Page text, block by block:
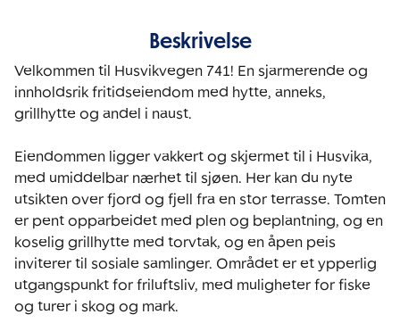
Beskrivelse
Velkommen til Husvikvegen 741! En sjarmerende og
innholdsrik fritidseiendom med hytte, anneks,
grillhytte og andel i naust.
Eiendommen ligger vakkert og skjermet til i Husvika,
med umiddelbar nærhet til sjøen. Her kan du nyte
utsikten over fjord og fjell fra en stor terrasse. Tomten
er pent opparbeidet med plen og beplantning, og en
koselig grillhytte med torvtak, og en åpen peis
inviterer til sosiale samlinger. Området er et ypperlig
utgangspunkt for friluftsliv, med muligheter for fiske
og turer i skog og mark.